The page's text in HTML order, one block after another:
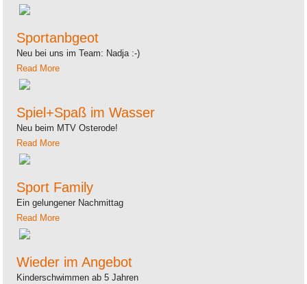
Sportanbgeot
Neu bei uns im Team: Nadja :-)
Read More
Spiel+Spaß im Wasser
Neu beim MTV Osterode!
Read More
Sport Family
Ein gelungener Nachmittag
Read More
Wieder im Angebot
Kinderschwimmen ab 5 Jahren